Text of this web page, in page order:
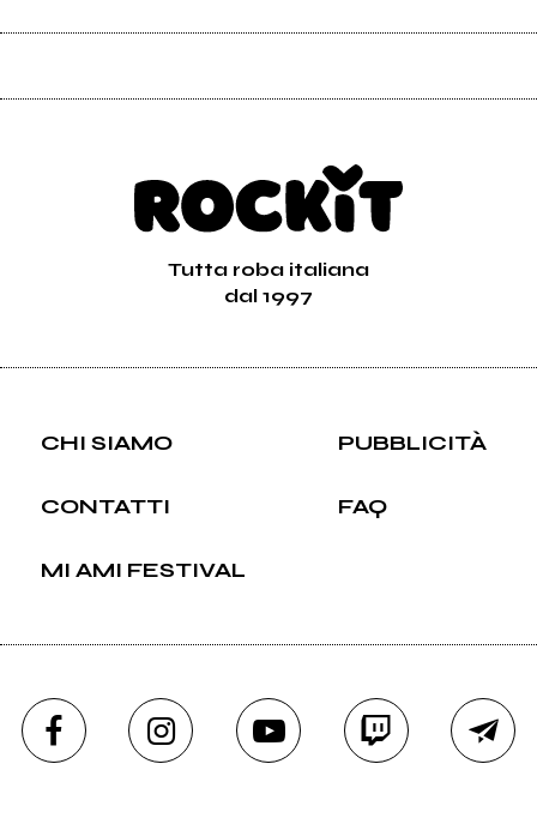
Tutta roba italiana
dal 1997
CHI SIAMO PUBBLICITÀ
CONTATTI FAQ
MI AMI FESTIVAL